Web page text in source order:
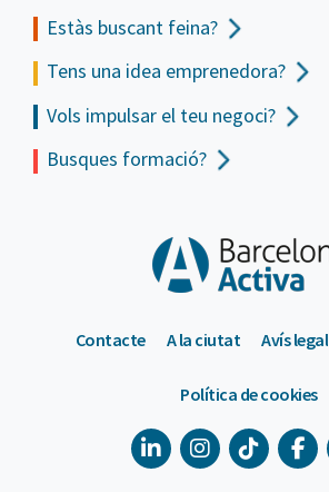
Estàs buscant feina?
Tens una idea emprenedora?
Vols impulsar el teu negoci?
Busques formació?
Contacte A la ciutat Avís legal
Política de cookies